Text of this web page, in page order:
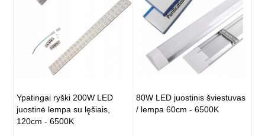
Ypatingai ryški 200W LED
juostinė lempa su lęšiais,
120cm - 6500K
80W LED juostinis šviestuvas
/ lempa 60cm - 6500K